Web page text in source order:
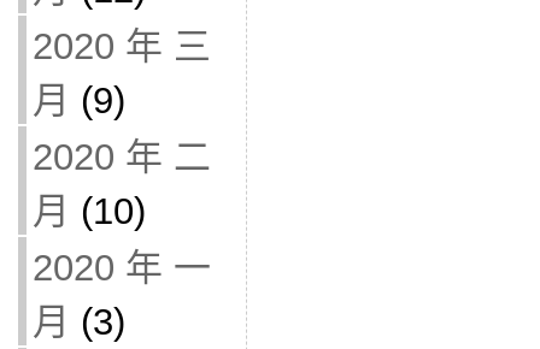
2020 年 三
月 (9)
2020 年 二
月 (10)
2020 年 一
月 (3)